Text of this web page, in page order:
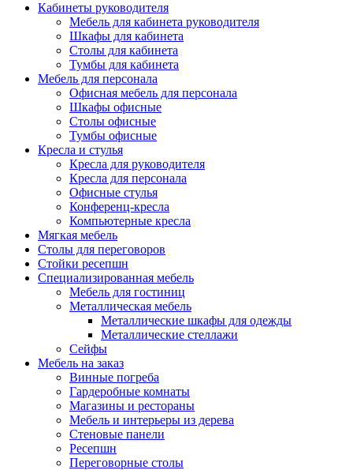
Кабинеты руководителя
Мебель для кабинета руководителя
Шкафы для кабинета
Столы для кабинета
Тумбы для кабинета
Мебель для персонала
Офисная мебель для персонала
Шкафы офисные
Столы офисные
Тумбы офисные
Кресла и стулья
Кресла для руководителя
Кресла для персонала
Офисные стулья
Конференц-кресла
Компьютерные кресла
Мягкая мебель
Столы для переговоров
Стойки ресепшн
Специализированная мебель
Мебель для гостиниц
Металлическая мебель
Металлические шкафы для одежды
Металлические стеллажи
Сейфы
Мебель на заказ
Винные погреба
Гардеробные комнаты
Магазины и рестораны
Мебель и интерьеры из дерева
Стеновые панели
Ресепшн
Переговорные столы